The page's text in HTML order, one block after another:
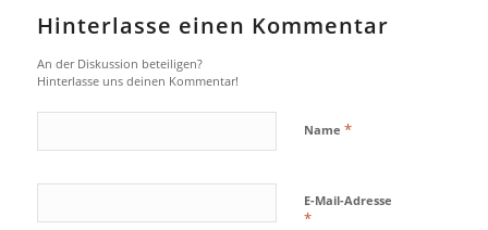
Hinterlasse einen Kommentar
An der Diskussion beteiligen?
Hinterlasse uns deinen Kommentar!
Name *
E-Mail-Adresse
*